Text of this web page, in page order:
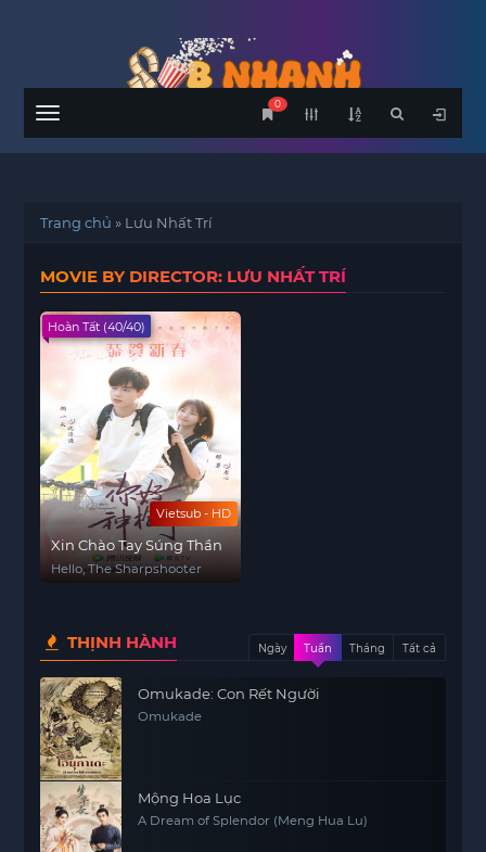
Menu
0
Trang chủ » Lưu Nhất Trí
MOVIE BY DIRECTOR: LƯU NHẤT TRÍ
Vietsub - HD
Hoàn Tất (40/40)
Xin Chào Tay Súng Thần
Hello, The Sharpshooter
THỊNH HÀNH Ngày Tuần Tháng Tất cả
Omukade: Con Rết Người
Omukade
Mộng Hoa Lục
A Dream of Splendor (Meng Hua Lu)